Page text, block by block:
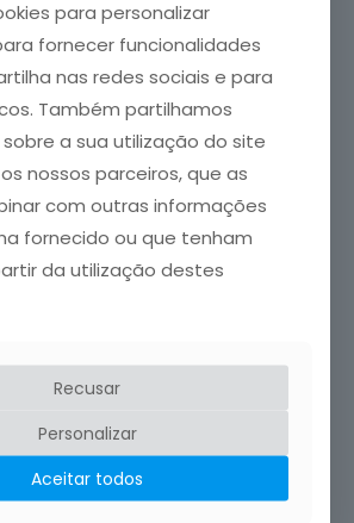
Crédito da Foto: SPEDM
de Endocrinologia regressa em
para personalizar
fornecer funcionalidades
nas redes sociais e para
Também partilhamos
a sua utilização do site
nossos parceiros, que as
com outras informações
fornecido ou que tenham
da utilização destes
Recusar
Personalizar
Aceitar todos